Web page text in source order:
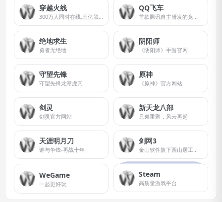
穿越火线
300万人同时在线,三亿鼠标的枪战梦想。
QQ飞车
首款腾讯自主研发的竞速类休闲网络游戏
绝地求生
勇者无绝地
阴阳师
《阴阳师》手游官网
守望先锋
守望先锋龙潭虎穴
原神
《原神》官方网站
剑灵
剑灵官方网站
新天龙八部
兄弟重聚，风云再起
天涯明月刀
谁与争锋-再战十年
剑网3
金山软件旗下西山居工作室开发的一款大型多人在线角色扮演游戏
WeGame
一起更好玩
Steam
高质量游戏平台